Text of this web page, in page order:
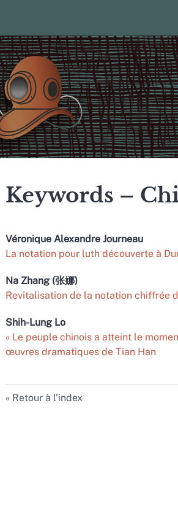
Keywords –
Véronique Alexandre Journeau
La notation pour luth découverte à
Na Zhang (张娜)
Revitalisation de la notation chiffrée
Shih-Lung Lo
« Le peuple chinois a atteint le
œuvres dramatiques de Tian Han
Retour à l’index